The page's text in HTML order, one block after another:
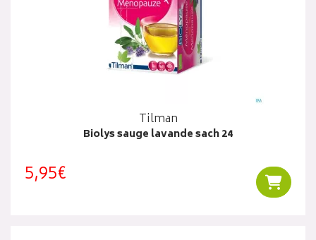
Tilman
Biolys sauge lavande sach 24
5,95€